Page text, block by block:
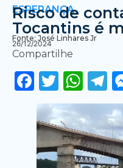
ESPERANÇA
Risco de
Tocantins é
Fonte: José Linhares Jr
26/12/2024
Compartilhe